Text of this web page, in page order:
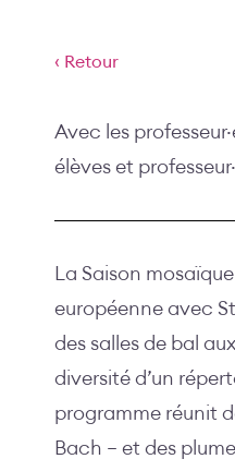
‹ Retour
Avec les
élèves et
La Saison
européenne avec
des salles de bal
diversité d’un
programme réunit
Bach — et des